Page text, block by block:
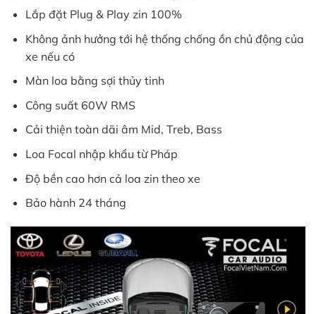
Lắp đặt Plug & Play zin 100%
Không ảnh hưởng tới hệ thống chống ồn chủ động của
xe nếu có
Màn loa bằng sợi thủy tinh
Công suất 60W RMS
Cải thiện toàn dãi âm Mid, Treb, Bass
Loa Focal nhập khẩu từ Pháp
Độ bền cao hơn cả loa zin theo xe
Bảo hành 24 tháng